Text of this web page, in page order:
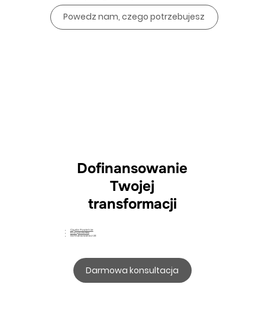
Dofinansowanie
Twojej
transformacji
Czyste Powietrze
Energia dla Wsi
Dofinansowania z UE
Darmowa konsultacja
Powedz nam, czego potrzebujesz